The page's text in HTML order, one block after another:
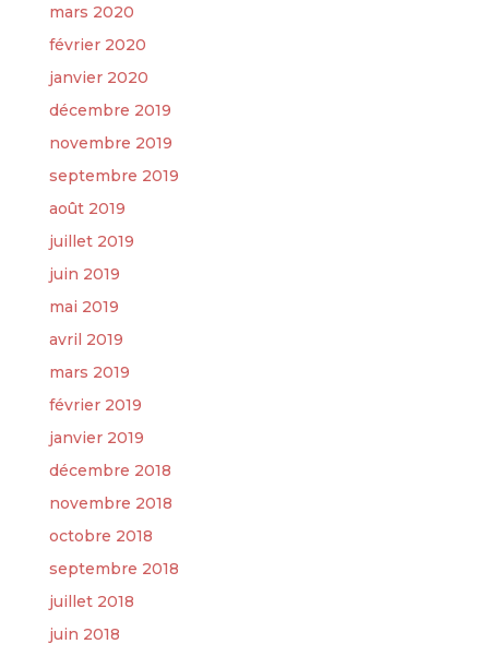
mars 2020
février 2020
janvier 2020
décembre 2019
novembre 2019
septembre 2019
août 2019
juillet 2019
juin 2019
mai 2019
avril 2019
mars 2019
février 2019
janvier 2019
décembre 2018
novembre 2018
octobre 2018
septembre 2018
juillet 2018
juin 2018